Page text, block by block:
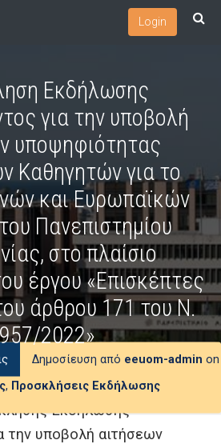
Login
Εκδήλωσης
για την υποβολή
υποψηφιότητας
Καθηγητών για το
και Ευρωπαϊκών
Πανεπιστημίου
στο πλαίσιο
έργου «Επισκέπτες
άρθρου 171 του Ν.
2022»
Δημοσίευση από eeuom-admin on
, Προσκλήσεις Εκδήλωσης
Εκδήλωσης
την υποβολή αιτήσεων